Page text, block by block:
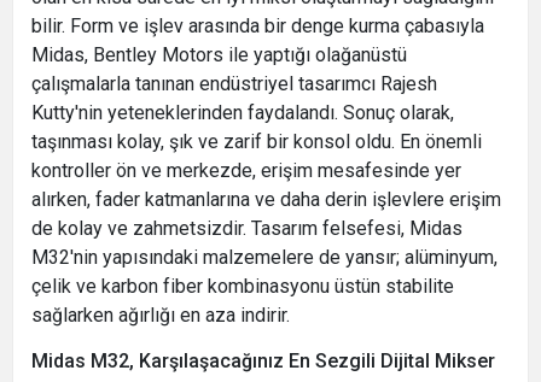
bilir. Form ve işlev arasında bir denge kurma çabasıyla
Midas, Bentley Motors ile yaptığı olağanüstü
çalışmalarla tanınan endüstriyel tasarımcı Rajesh
Kutty'nin yeteneklerinden faydalandı. Sonuç olarak,
taşınması kolay, şık ve zarif bir konsol oldu. En önemli
kontroller ön ve merkezde, erişim mesafesinde yer
alırken, fader katmanlarına ve daha derin işlevlere erişim
de kolay ve zahmetsizdir. Tasarım felsefesi, Midas
M32'nin yapısındaki malzemelere de yansır; alüminyum,
çelik ve karbon fiber kombinasyonu üstün stabilite
sağlarken ağırlığı en aza indirir.
Midas M32, Karşılaşacağınız En Sezgili Dijital Mikser